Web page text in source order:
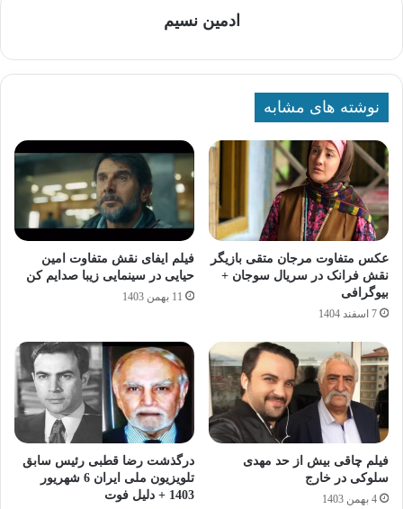
ادمین نسیم
نوشته های مشابه
عکس متفاوت مرجان متقی بازیگر
نقش فرانک در سریال سوجان +
بیوگرافی
7 اسفند 1404
فیلم ایفای نقش متفاوت امین
حیایی در سینمایی زیبا صدایم کن
11 بهمن 1403
فیلم چاقی بیش از حد مهدی
سلوکی در خارج
4 بهمن 1403
درگذشت رضا قطبی رئیس سابق
تلویزیون ملی ایران 6 شهریور
1403 + دلیل فوت